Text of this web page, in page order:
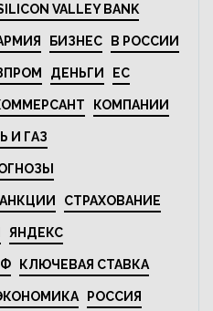
VALLEY BANK
БИЗНЕС В РОССИИ
ДЕНЬГИ ЕС
КОМПАНИИ
И ГАЗ
СТРАХОВАНИЕ
ЯНДЕКС
КЛЮЧЕВАЯ СТАВКА
РОССИЯ